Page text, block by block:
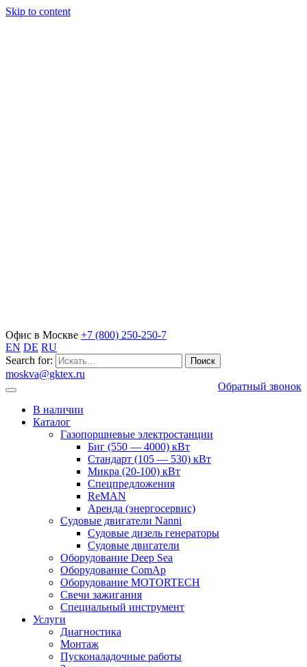
Skip to content
Офис в Москве +7 (800) 250-250-7
EN DE RU
Search for:
moskva@gktex.ru
Обратный звонок
В наличии
Каталог
Газопоршневые электростанции
Биг (550 — 4000) кВт
Стандарт (105 — 530) кВт
Микра (20-100) кВт
Спецпредложения
ReMAN
Аренда (энергосервис)
Судовые двигатели Nanni
Судовые дизель генераторы
Судовые двигатели
Оборудование Deep Sea
Оборудование ComAp
Оборудование MOTORTECH
Свечи зажигания
Специальный инструмент
Услуги
Диагностика
Монтаж
Пусконаладочные работы